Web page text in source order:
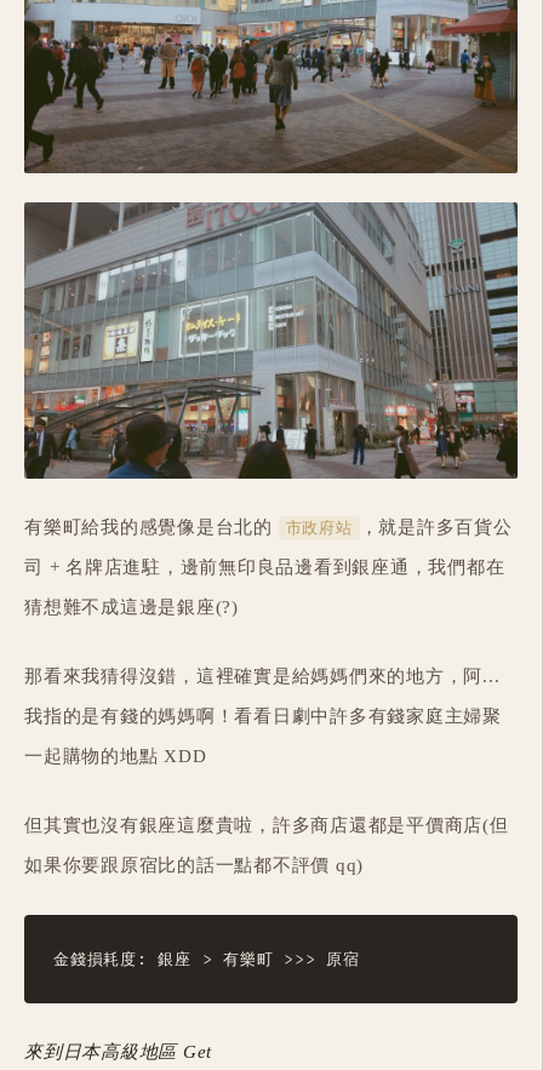
有樂町給我的感覺像是台北的 市政府站 ，就是許多百貨公
司 + 名牌店進駐，邊前無印良品邊看到銀座通，我們都在
猜想難不成這邊是銀座(?)
那看來我猜得沒錯，這裡確實是給媽媽們來的地方，阿...
我指的是有錢的媽媽啊！看看日劇中許多有錢家庭主婦聚
一起購物的地點 XDD
但其實也沒有銀座這麼貴啦，許多商店還都是平價商店(但
如果你要跟原宿比的話一點都不評價 qq)
來到日本高級地區 Get